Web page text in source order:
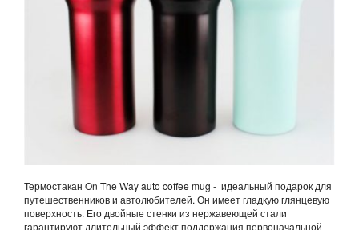
Термостакан On The Way auto coffee mug - идеальный подарок для
путешественников и автолюбителей. Он имеет гладкую глянцевую
поверхность. Его двойные стенки из нержавеющей стали
гарантируют длительный эффект поддержания первоначальной